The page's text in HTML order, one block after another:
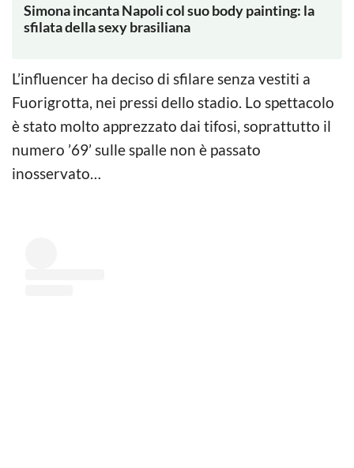
Simona incanta Napoli col suo body painting: la
sfilata della sexy brasiliana
L’influencer ha deciso di sfilare senza vestiti a
Fuorigrotta, nei pressi dello stadio. Lo spettacolo
è stato molto apprezzato dai tifosi, soprattutto il
numero ’69’ sulle spalle non è passato
inosservato…